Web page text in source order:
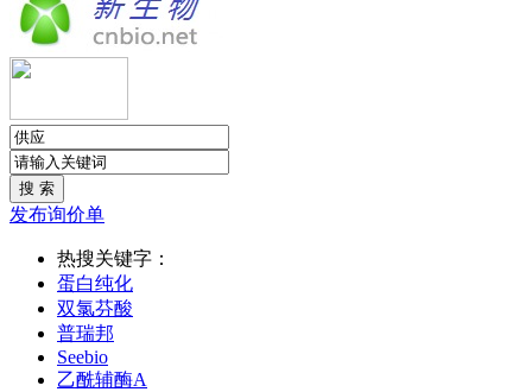
发布询价单
热搜关键字：
蛋白纯化
双氯芬酸
普瑞邦
Seebio
乙酰辅酶A